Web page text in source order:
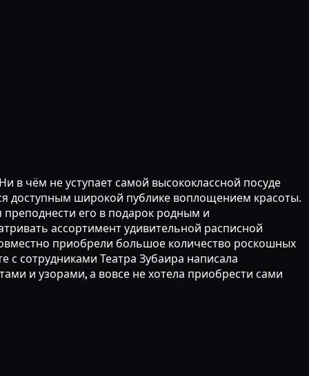
в чём не уступает самой высококлассной посуде
доступным широкой публике воплощением красоты.
преподнести его в подарок родным и
ассортимент удивительной расписной
приобрели большое количество роскошных
сотрудниками Театра Зубаира написала
и узорами, а вовсе не хотела приобрести сами